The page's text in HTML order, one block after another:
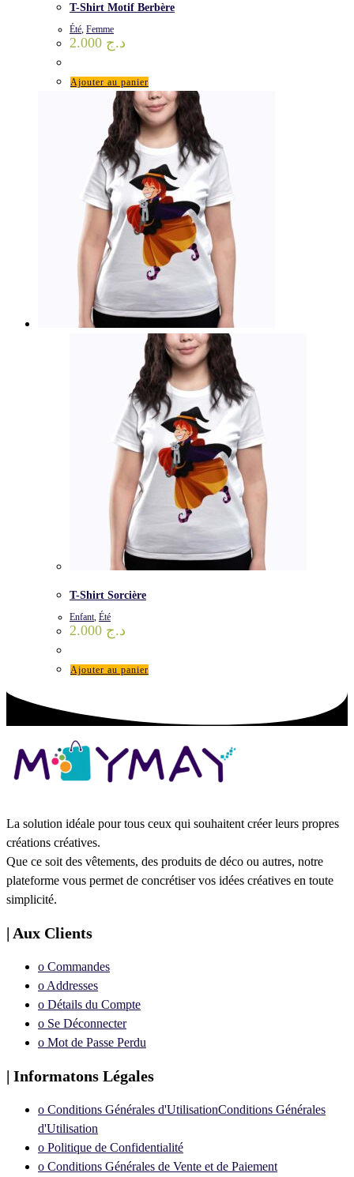
T-Shirt Motif Berbère
Été, Femme
د.ج
Ajouter au panier
T-Shirt Sorcière
Enfant, Été
د.ج
Ajouter au panier
La solution idéale pour tous ceux qui souhaitent créer leurs propres
créations créatives.
Que ce soit des vêtements, des produits de déco ou autres, notre
plateforme vous permet de concrétiser vos idées créatives en toute
simplicité.
| Aux Clients
ᴏ Commandes
ᴏ Addresses
ᴏ Détails du Compte
ᴏ Se Déconnecter
ᴏ Mot de Passe Perdu
| Informatons Légales
ᴏ Conditions Générales d'UtilisationConditions Générales
d'Utilisation
ᴏ Politique de Confidentialité
ᴏ Conditions Générales de Vente et de Paiement